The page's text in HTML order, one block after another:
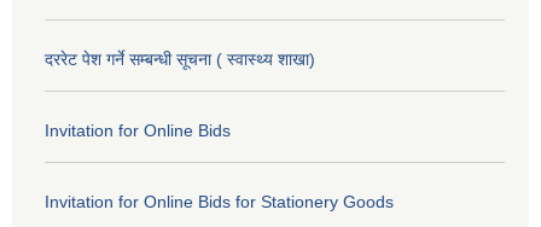
दररेट पेश गर्ने सम्बन्धी सूचना ( स्वास्थ्य शाखा)
Invitation for Online Bids
Invitation for Online Bids for Stationery Goods